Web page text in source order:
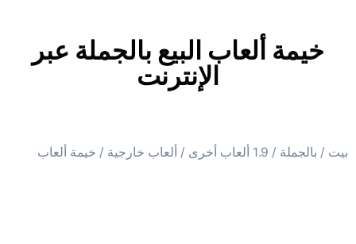
خيمة ألعاب البيع بالجملة عبر
الإنترنت
بيت / بالجملة / 1.9 ألعاب أخرى / ألعاب خارجية / خيمة ألعاب